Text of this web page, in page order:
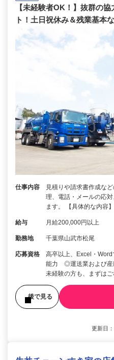
【未経験者OK！】抜群の
ト！土日祝休み＆残業基本
仕事内容
見積りや請求書作成な
理、電話・メールの応
ます。 【具体的な内容
給与 月給200,000円以上
勤務地 千葉県山武市松尾
応募資格
高卒以上、Excel・
能力 ◎運送業および産
未経験の方も、まずはご
後で見る
更新日